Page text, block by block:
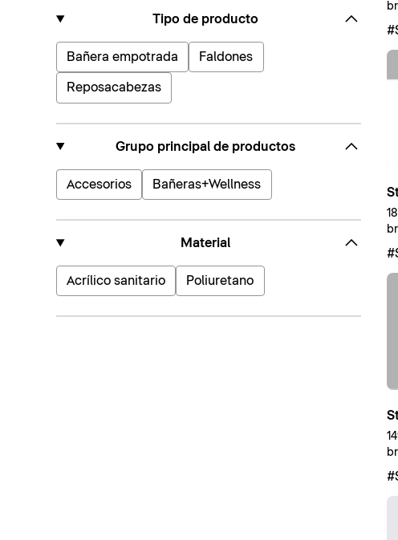
Tipo de producto
Bañera empotrada Faldones
Reposacabezas
Grupo principal de productos
Accesorios Bañeras+Wellness
Material
Acrílico sanitario Poliuretano